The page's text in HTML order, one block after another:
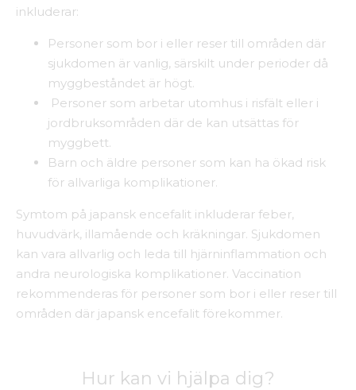
inkluderar:
Personer som bor i eller reser till områden där
sjukdomen är vanlig, särskilt under perioder då
myggbeståndet är högt.
Personer som arbetar utomhus i risfält eller i
jordbruksområden där de kan utsättas för
myggbett.
Barn och äldre personer som kan ha ökad risk
för allvarliga komplikationer.
Symtom på japansk encefalit inkluderar feber,
huvudvärk, illamående och kräkningar. Sjukdomen
kan vara allvarlig och leda till hjärninflammation och
andra neurologiska komplikationer. Vaccination
rekommenderas för personer som bor i eller reser till
områden där japansk encefalit förekommer.
Hur kan vi hjälpa dig?